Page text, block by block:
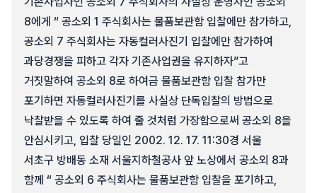
8에게 “ 공소외 1 주식회사는 물품보관함 입찰에만 참가하고,
공소외 7 주식회사는 자동컬러사진기 입찰에만 참가하여
과당경쟁을 피하고 각자 기존사업권을 유지하자”고
거짓말하여 공소외 8로 하여금 물품보관함 입찰 참가만
포기하면 자동컬러사진기를 사실상 단독입찰의 방법으로
낙찰받을 수 있도록 하여 줄 것처럼 가장함으로써 공소외 8을
안심시키고, 입찰 당일인 2002. 12. 17. 11:30경 서울
서초구 방배동 소재 서울지하철공사 앞 노상에서 공소외 8과
함께 “ 공소외 6 주식회사는 물품보관함 입찰을 포기하고,